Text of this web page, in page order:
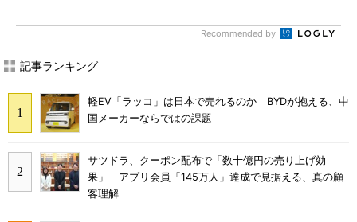
Recommended by
記事ランキング
軽EV「ラッコ」は日本で売れるのか BYDが抱える、中
国メーカーならではの課題
サツドラ、クーポン配布で「数十億円の売り上げ効
果」 アプリ会員「145万人」達成で見据える、真の顧
客理解